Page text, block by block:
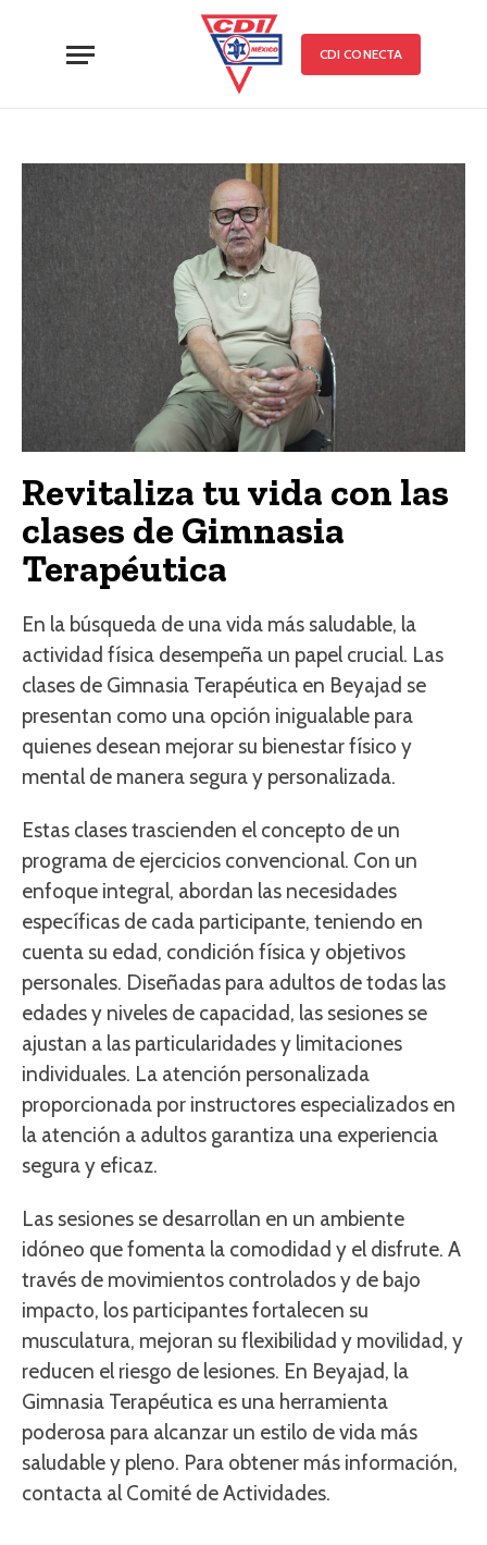
CDI CONECTA
Revitaliza tu vida con las
clases de Gimnasia
Terapéutica
En la búsqueda de una vida más saludable, la
actividad física desempeña un papel crucial. Las
clases de Gimnasia Terapéutica en Beyajad se
presentan como una opción inigualable para
quienes desean mejorar su bienestar físico y
mental de manera segura y personalizada.
Estas clases trascienden el concepto de un
programa de ejercicios convencional. Con un
enfoque integral, abordan las necesidades
específicas de cada participante, teniendo en
cuenta su edad, condición física y objetivos
personales. Diseñadas para adultos de todas las
edades y niveles de capacidad, las sesiones se
ajustan a las particularidades y limitaciones
individuales. La atención personalizada
proporcionada por instructores especializados en
la atención a adultos garantiza una experiencia
segura y eficaz.
Las sesiones se desarrollan en un ambiente
idóneo que fomenta la comodidad y el disfrute. A
través de movimientos controlados y de bajo
impacto, los participantes fortalecen su
musculatura, mejoran su flexibilidad y movilidad, y
reducen el riesgo de lesiones. En Beyajad, la
Gimnasia Terapéutica es una herramienta
poderosa para alcanzar un estilo de vida más
saludable y pleno. Para obtener más información,
contacta al Comité de Actividades.